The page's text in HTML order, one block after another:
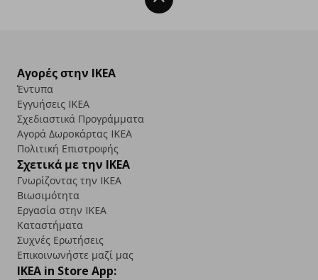
Αγορές στην IKEA
Έντυπα
Εγγυήσεις IKEA
Σχεδιαστικά Προγράμματα
Αγορά Δωρoκάρτας IKEA
Πολιτική Επιστροφής
Σχετικά με την IKEA
Γνωρίζοντας την IKEA
Βιωσιμότητα
Εργασία στην IKEA
Καταστήματα
Συχνές Ερωτήσεις
Επικοινωνήστε μαζί μας
IKEA in Store App: